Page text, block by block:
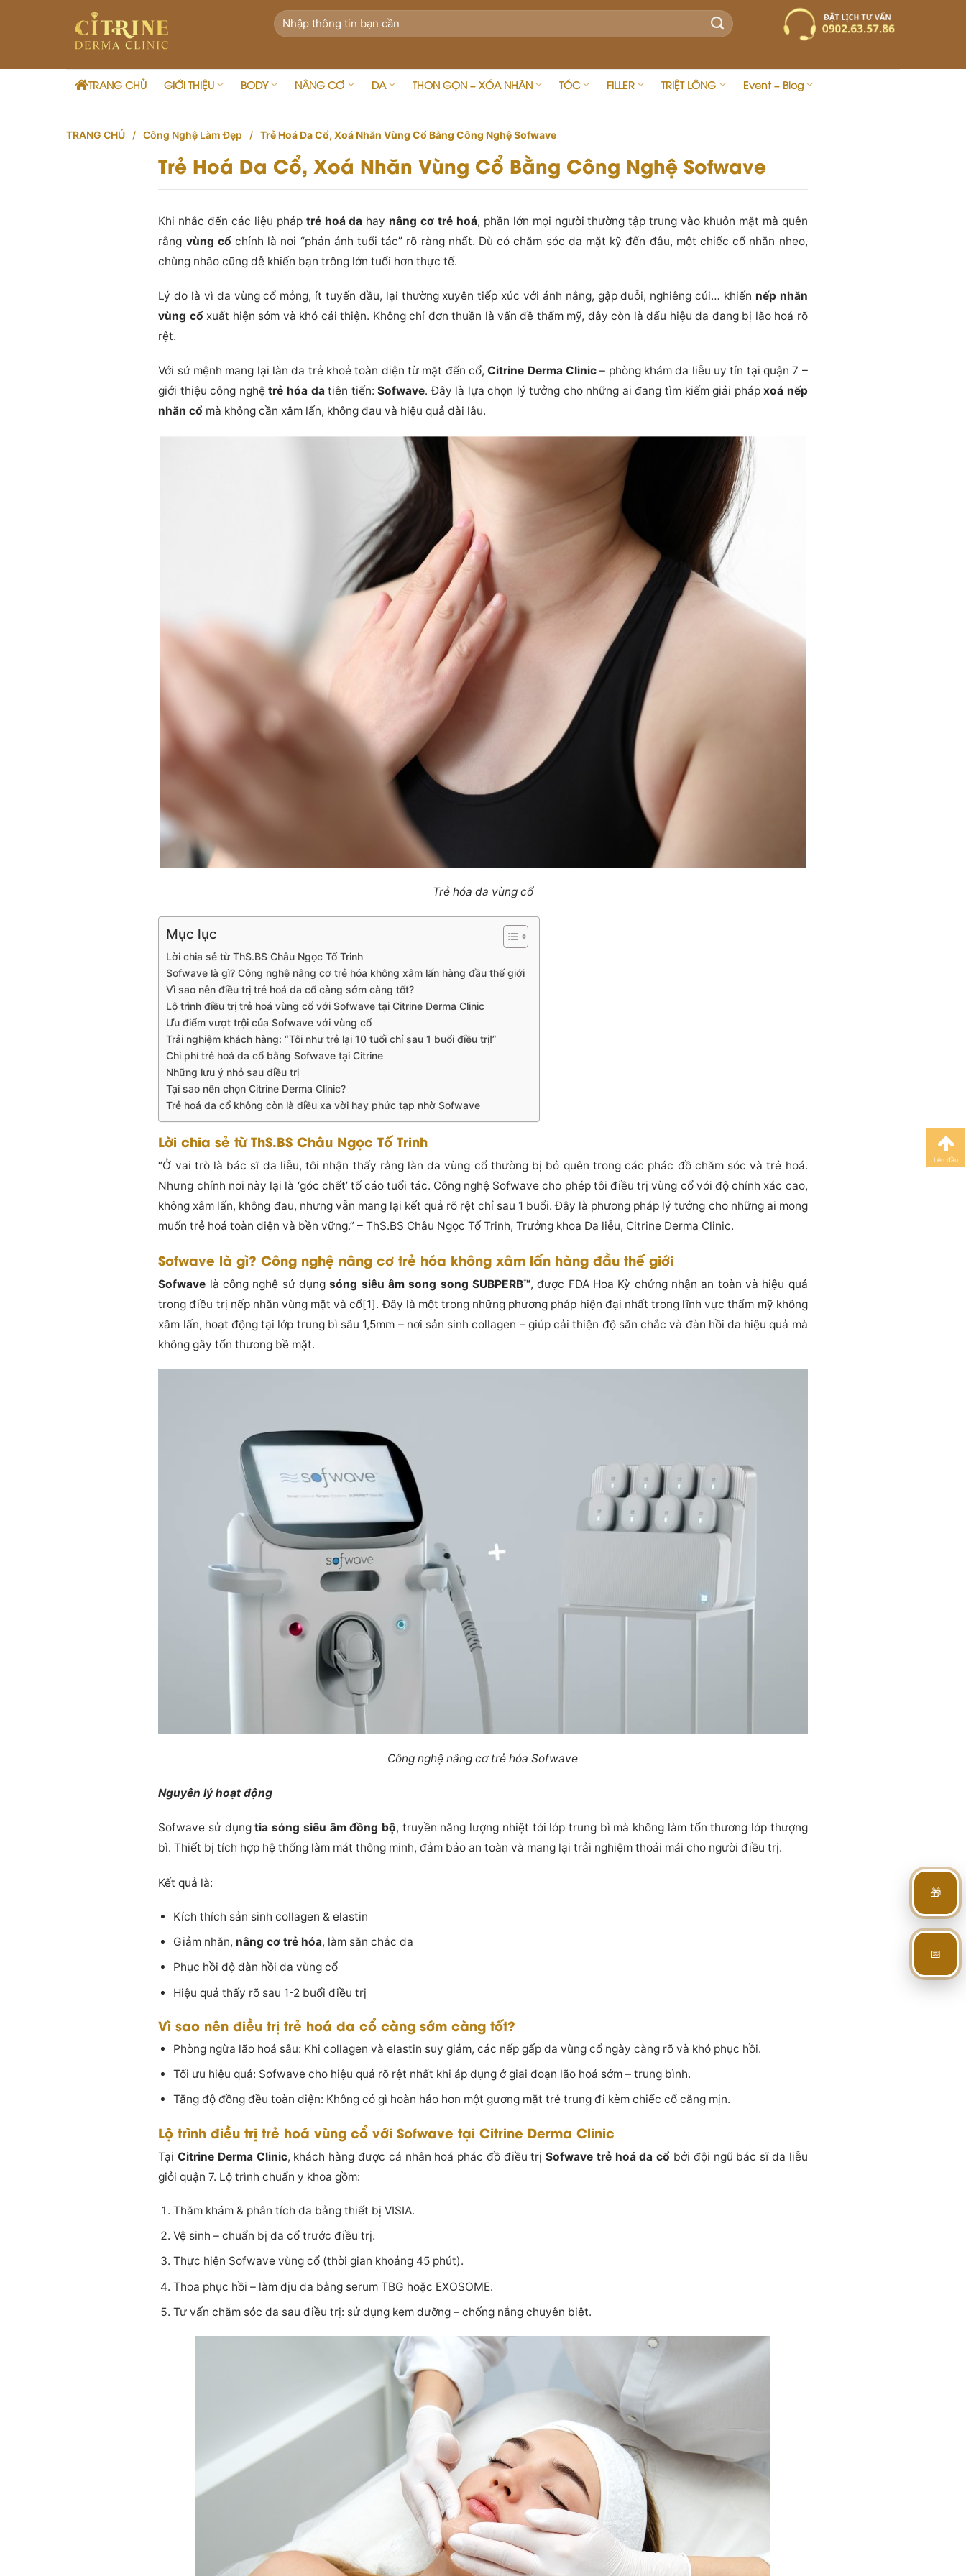
TRANG CHỦ GIỚI THIỆU BODY NÂNG CƠ DA THON GỌN – XÓA NHĂN TÓC FILLER TRIỆT LÔNG Event – Blog
TRANG CHỦ / Công Nghệ Làm Đẹp / Trẻ Hoá Da Cổ, Xoá Nhăn Vùng Cổ Bằng Công Nghệ Sofwave
Trẻ Hoá Da Cổ, Xoá Nhăn Vùng Cổ Bằng Công Nghệ Sofwave
Khi nhắc đến các liệu pháp trẻ hoá da hay nâng cơ trẻ hoá, phần lớn mọi người thường tập trung vào khuôn mặt mà quên
rằng vùng cổ chính là nơi “phản ánh tuổi tác” rõ ràng nhất. Dù có chăm sóc da mặt kỹ đến đâu, một chiếc cổ nhăn nheo,
chùng nhão cũng dễ khiến bạn trông lớn tuổi hơn thực tế.
Lý do là vì da vùng cổ mỏng, ít tuyến dầu, lại thường xuyên tiếp xúc với ánh nắng, gập duỗi, nghiêng cúi… khiến nếp nhăn
vùng cổ xuất hiện sớm và khó cải thiện. Không chỉ đơn thuần là vấn đề thẩm mỹ, đây còn là dấu hiệu da đang bị lão hoá rõ
rệt.
Với sứ mệnh mang lại làn da trẻ khoẻ toàn diện từ mặt đến cổ,Citrine Derma Clinic – phòng khám da liễu uy tín tại quận 7 –
giới thiệu công nghệtrẻ hóa da tiên tiến:Sofwave. Đây là lựa chọn lý tưởng cho những ai đang tìm kiếm giải phápxoá nếp
nhăn cổ mà không cần xâm lấn, không đau và hiệu quả dài lâu.
Trẻ hóa da vùng cổ
Mục lục
Lời chia sẻ từ ThS.BS Châu Ngọc Tố Trinh
Sofwave là gì? Công nghệ nâng cơ trẻ hóa không xâm lấn hàng đầu thế giới
Vì sao nên điều trị trẻ hoá da cổ càng sớm càng tốt?
Lộ trình điều trị trẻ hoá vùng cổ với Sofwave tại Citrine Derma Clinic
Ưu điểm vượt trội của Sofwave với vùng cổ
Trải nghiệm khách hàng: “Tôi như trẻ lại 10 tuổi chỉ sau 1 buổi điều trị!”
Chi phí trẻ hoá da cổ bằng Sofwave tại Citrine
Những lưu ý nhỏ sau điều trị
Tại sao nên chọn Citrine Derma Clinic?
Trẻ hoá da cổ không còn là điều xa vời hay phức tạp nhờ Sofwave
Lời chia sẻ từ ThS.BS Châu Ngọc Tố Trinh
“Ở vai trò là bác sĩ da liễu, tôi nhận thấy rằng làn da vùng cổ thường bị bỏ quên trong các phác đồ chăm sóc và trẻ hoá.
Nhưng chính nơi này lại là ‘góc chết’ tố cáo tuổi tác. Công nghệ Sofwave cho phép tôi điều trị vùng cổ với độ chính xác cao,
không xâm lấn, không đau, nhưng vẫn mang lại kết quả rõ rệt chỉ sau 1 buổi. Đây là phương pháp lý tưởng cho những ai mong
muốn trẻ hoá toàn diện và bền vững.” – ThS.BS Châu Ngọc Tố Trinh, Trưởng khoa Da liễu, Citrine Derma Clinic.
Sofwave là gì? Công nghệ nâng cơ trẻ hóa không xâm lấn hàng đầu thế giới
Sofwave là công nghệ sử dụngsóng siêu âm song song SUBPERB™, được FDA Hoa Kỳ chứng nhận an toàn và hiệu quả
trong điều trị nếp nhăn vùng mặt và cổ[1]. Đây là một trong những phương pháp hiện đại nhất trong lĩnh vực thẩm mỹ không
xâm lấn, hoạt động tại lớp trung bì sâu 1,5mm – nơi sản sinh collagen – giúp cải thiện độ săn chắc và đàn hồi da hiệu quả mà
không gây tổn thương bề mặt.
Công nghệ nâng cơ trẻ hóa Sofwave
Nguyên lý hoạt động
Sofwave sử dụngtia sóng siêu âm đồng bộ, truyền năng lượng nhiệt tới lớp trung bì mà không làm tổn thương lớp thượng
bì. Thiết bị tích hợp hệ thống làm mát thông minh, đảm bảo an toàn và mang lại trải nghiệm thoải mái cho người điều trị.
Kết quả là:
Kích thích sản sinh collagen & elastin
Giảm nhăn, nâng cơ trẻ hóa, làm săn chắc da
Phục hồi độ đàn hồi da vùng cổ
Hiệu quả thấy rõ sau 1-2 buổi điều trị
Vì sao nên điều trị trẻ hoá da cổ càng sớm càng tốt?
Phòng ngừa lão hoá sâu: Khi collagen và elastin suy giảm, các nếp gấp da vùng cổ ngày càng rõ và khó phục hồi.
Tối ưu hiệu quả: Sofwave cho hiệu quả rõ rệt nhất khi áp dụng ở giai đoạn lão hoá sớm – trung bình.
Tăng độ đồng đều toàn diện: Không có gì hoàn hảo hơn một gương mặt trẻ trung đi kèm chiếc cổ căng mịn.
Lộ trình điều trị trẻ hoá vùng cổ với Sofwave tại Citrine Derma Clinic
TạiCitrine Derma Clinic, khách hàng được cá nhân hoá phác đồ điều trịSofwave trẻ hoá da cổ bởi đội ngũ bác sĩ da liễu
giỏi quận 7. Lộ trình chuẩn y khoa gồm:
Thăm khám & phân tích da bằng thiết bị VISIA.
Vệ sinh – chuẩn bị da cổ trước điều trị.
Thực hiện Sofwave vùng cổ (thời gian khoảng 45 phút).
Thoa phục hồi – làm dịu da bằng serum TBG hoặc EXOSOME.
Tư vấn chăm sóc da sau điều trị: sử dụng kem dưỡng – chống nắng chuyên biệt.
Lên đầu
🎁
📅